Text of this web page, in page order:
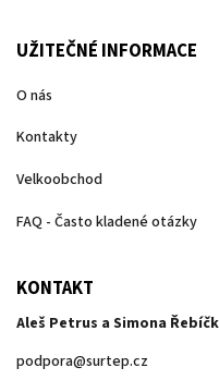
UŽITEČNÉ INFORMACE
O nás
Kontakty
Velkoobchod
FAQ - Často kladené otázky
KONTAKT
Aleš Petrus a Simona
podpora@surtep.cz